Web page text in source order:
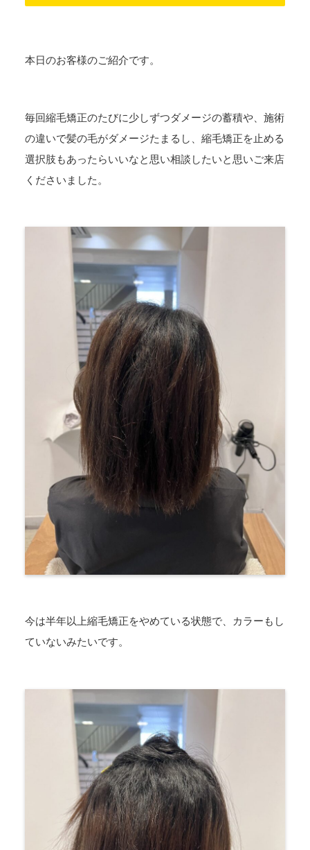
本日のお客様のご紹介です。
毎回縮毛矯正のたびに少しずつダメージの蓄積や、施術
の違いで髪の毛がダメージたまるし、縮毛矯正を止める
選択肢もあったらいいなと思い相談したいと思いご来店
くださいました。
今は半年以上縮毛矯正をやめている状態で、カラーもし
ていないみたいです。